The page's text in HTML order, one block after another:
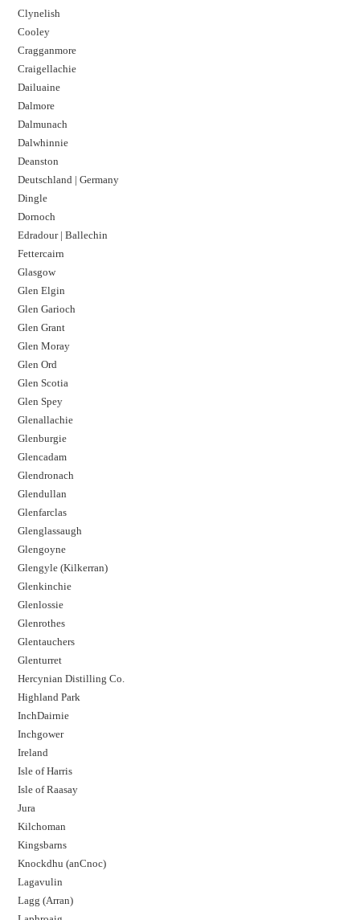
Clynelish
Cooley
Cragganmore
Craigellachie
Dailuaine
Dalmore​
Dalmunach
Dalwhinnie
Deanston
Deutschland | Germany
Dingle
Dornoch
Edradour | Ballechin
Fettercairn
Glasgow
Glen Elgin
Glen Garioch
Glen Grant
Glen Moray
Glen Ord
Glen Scotia
Glen Spey
Glenallachie
Glenburgie
Glencadam
Glendronach
Glendullan
Glenfarclas
Glenglassaugh
Glengoyne
Glengyle (Kilkerran)
Glenkinchie
Glenlossie
Glenrothes
Glentauchers
Glenturret
Hercynian Distilling Co.
Highland Park
InchDairnie
Inchgower
Ireland
Isle of Harris
Isle of Raasay
Jura
Kilchoman
Kingsbarns
Knockdhu (anCnoc)
Lagavulin
Lagg (Arran)